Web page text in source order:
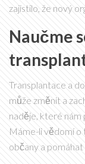
zajistilo, že nový
Naučme
Transplantace a
může změnit a
naděje, které nám
Máme-li vědomí o
občany a